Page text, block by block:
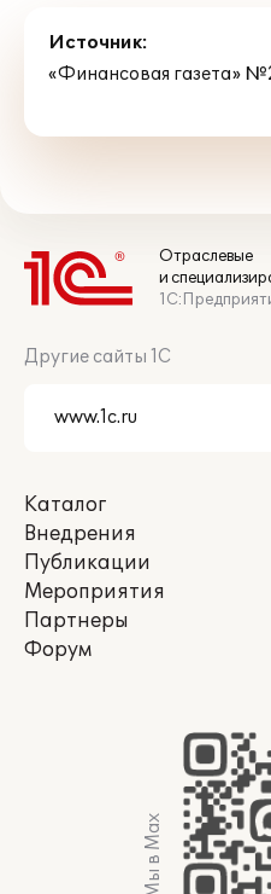
Источник:
«Финансовая газета»
Отраслевые
и
Другие сайты 1С
Каталог
Внедрения
Публикации
Мероприятия
Партнеры
Форум
Мы в Max